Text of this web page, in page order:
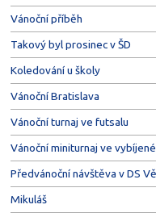
Vánoční příběh
Takový byl prosinec v ŠD
Koledování u školy
Vánoční Bratislava
Vánoční turnaj ve futsalu
Vánoční miniturnaj ve vybíjené
Předvánoční návštěva v DS
Mikuláš